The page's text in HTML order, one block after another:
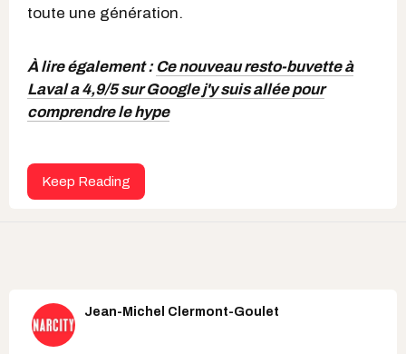
toute une génération.
À lire également : Ce nouveau resto-buvette à
Laval a 4,9/5 sur Google j'y suis allée pour
comprendre le hype
Keep Reading
Jean-Michel Clermont-Goulet